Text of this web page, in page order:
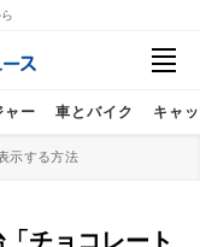
ャー 車とバイク キャ
示する方法
チョコレート